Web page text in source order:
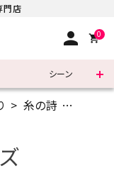
門店
person 0
シーン
糸の詩